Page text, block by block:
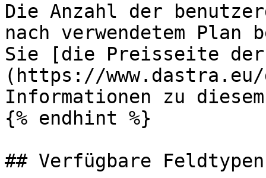
Die Anzahl der
nach verwendetem
Sie [die Preisseite der
(https://
Informationen zu diesem
{% endhint %}
## Verfügbare Feldtypen